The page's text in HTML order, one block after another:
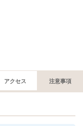
アクセス 注意事項